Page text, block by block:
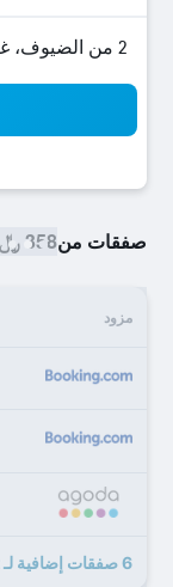
2 من الضيوف، غرفة واحدة
صفقات من358 ﷼
مزود
6 صفقات إضافية لـ River Park Zator Spa Resort